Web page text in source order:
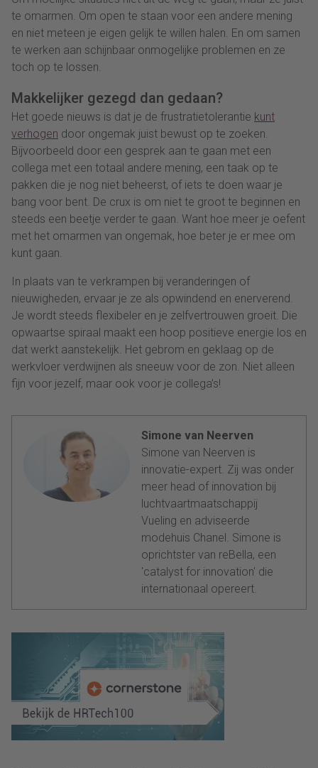
te omarmen. Om open te staan voor een andere mening
en niet meteen je eigen gelijk te willen halen. En om samen
te werken aan schijnbaar onmogelijke problemen en ze
toch op te lossen.
Makkelijker gezegd dan gedaan?
Het goede nieuws is dat je de frustratietolerantie kunt
verhogen door ongemak juist bewust op te zoeken.
Bijvoorbeeld door een gesprek aan te gaan met een
collega met een totaal andere mening, een taak op te
pakken die je nog niet beheerst, of iets te doen waar je
bang voor bent. De crux is om niet te groot te beginnen en
steeds een beetje verder te gaan. Want hoe meer je oefent
met het omarmen van ongemak, hoe beter je er mee om
kunt gaan.
In plaats van te verkrampen bij veranderingen of
nieuwigheden, ervaar je ze als opwindend en enerverend.
Je wordt steeds flexibeler en je zelfvertrouwen groeit. Die
opwaartse spiraal maakt een hoop positieve energie los en
dat werkt aanstekelijk. Het gebrom en geklaag op de
werkvloer verdwijnen als sneeuw voor de zon. Niet alleen
fijn voor jezelf, maar ook voor je collega’s!
Simone van Neerven
Simone van Neerven is
innovatie-expert. Zij was onder
meer head of innovation bij
luchtvaartmaatschappij
Vueling en adviseerde
modehuis Chanel. Simone is
oprichtster van reBella, een
'catalyst for innovation' die
internationaal opereert.